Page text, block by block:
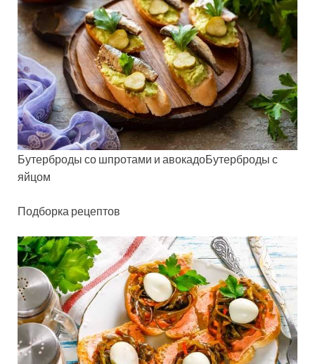
Бутерброды со шпротами и авокадоБутерброды с
яйцом
Подборка рецептов